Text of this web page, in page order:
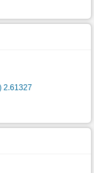
2.61327